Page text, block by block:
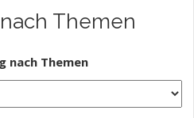
Themen
nach Themen